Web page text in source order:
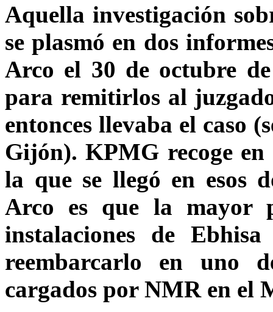
Aquella investigación
se plasmó en dos
Arco el 30 de octubre
para remitirlos al
entonces llevaba el caso
Gijón). KPMG recoge
la que se llegó en esos
Arco es que la mayor
instalaciones de
reembarcarlo en uno
cargados por NMR en el